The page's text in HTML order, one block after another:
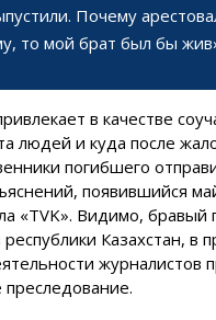
Почему
то мой брат был бы
в качестве
людей и куда после
погибшего
появившийся
«TVK». Видимо, бравый
Казахстан, в
журналистов